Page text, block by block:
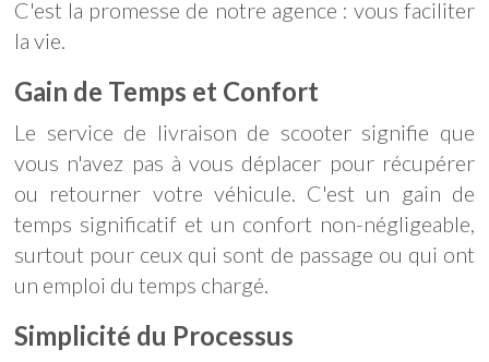
C'est la promesse de notre agence : vous faciliter
la vie.
Gain de Temps et Confort
Le service de livraison de scooter signifie que
vous n'avez pas à vous déplacer pour récupérer
ou retourner votre véhicule. C'est un gain de
temps significatif et un confort non-négligeable,
surtout pour ceux qui sont de passage ou qui ont
un emploi du temps chargé.
Simplicité du Processus